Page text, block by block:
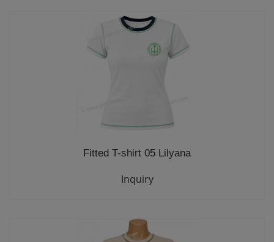
Fitted T-shirt 05 Lilyana
Inquiry